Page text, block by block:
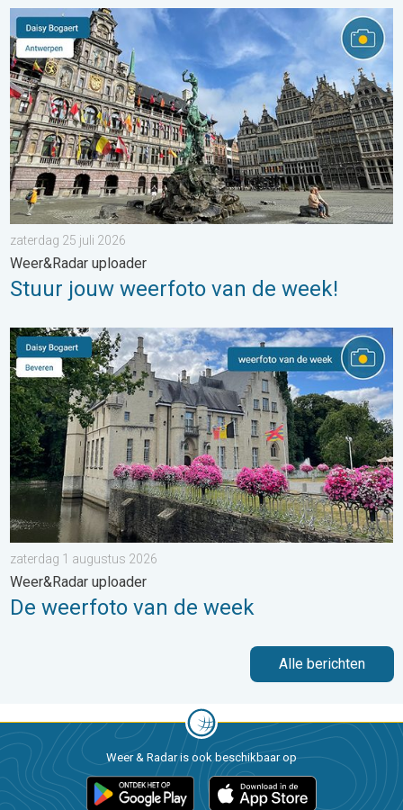
Stuur jouw weerfoto van de week!. Weer&Radar uploader. . .
zaterdag 25 juli 2026
Weer&Radar uploader
Stuur jouw weerfoto van de week!
De weerfoto van de week. Weer&Radar uploader. . . zaterdag
zaterdag 1 augustus 2026
Weer&Radar uploader
De weerfoto van de week
Alle berichten
Weer & Radar is ook beschikbaar op